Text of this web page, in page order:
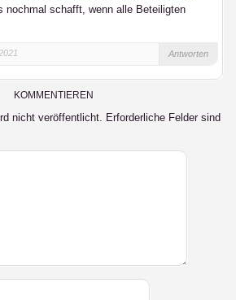
nochmal schafft, wenn alle Beteiligten
Antworten
KOMMENTIEREN
nicht veröffentlicht. Erforderliche Felder sind